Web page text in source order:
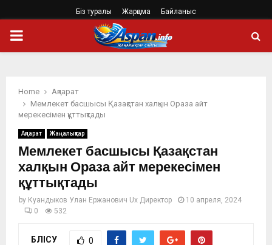
Біз туралы Жарңама Байланыс
PRIMARY
Home
Ақпарат
Мемлекет басшысы Қазақстан халқын Ораза айт
мерекесімен құттықтады
Ақпарат Жаңалықтар
Мемлекет басшысы Қазақстан
халқын Ораза айт мерекесімен
құттықтады
by Куандыков Улан Ержанович Ux Директор
10 апреля, 2024
0
532
БӨЛІСУ 0